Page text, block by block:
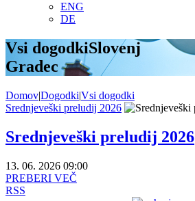
ENG
DE
Vsi dogodkiSlovenj
Gradec
Domov|Dogodki|Vsi dogodki
Srednjeveški preludij 2026
Srednjeveški preludij 2026
13. 06. 2026 09:00
PREBERI VEČ
RSS